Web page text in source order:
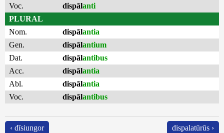
Voc.
dispālanti
PLURAL
Nom.
dispālantia
Gen.
dispālantium
Dat.
dispālantibus
Acc.
dispālantia
Abl.
dispālantia
Voc.
dispālantibus
‹ dīsiungor dispalatūrūs ›